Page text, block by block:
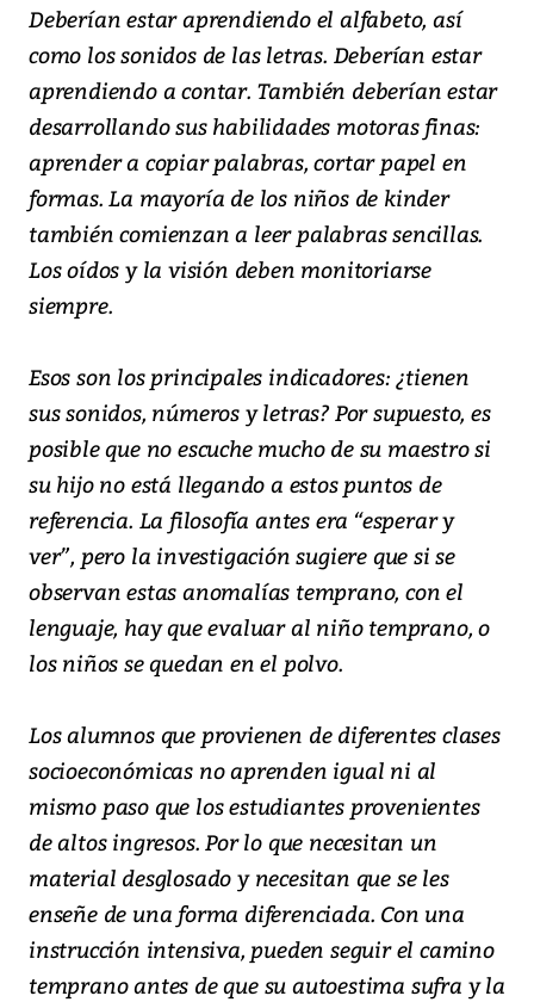
Deberían estar aprendiendo el alfabeto, así
como los sonidos de las letras. Deberían estar
aprendiendo a contar. También deberían estar
desarrollando sus habilidades motoras finas:
aprender a copiar palabras, cortar papel en
formas. La mayoría de los niños de kinder
también comienzan a leer palabras sencillas.
Los oídos y la visión deben monitoriarse
siempre.
Esos son los principales indicadores: ¿tienen
sus sonidos, números y letras? Por supuesto, es
posible que no escuche mucho de su maestro si
su hijo no está llegando a estos puntos de
referencia. La filosofía antes era “esperar y
ver”, pero la investigación sugiere que si se
observan estas anomalías temprano, con el
lenguaje, hay que evaluar al niño temprano, o
los niños se quedan en el polvo.
Los alumnos que provienen de diferentes clases
socioeconómicas no aprenden igual ni al
mismo paso que los estudiantes provenientes
de altos ingresos. Por lo que necesitan un
material desglosado y necesitan que se les
enseñe de una forma diferenciada. Con una
instrucción intensiva, pueden seguir el camino
temprano antes de que su autoestima sufra y la